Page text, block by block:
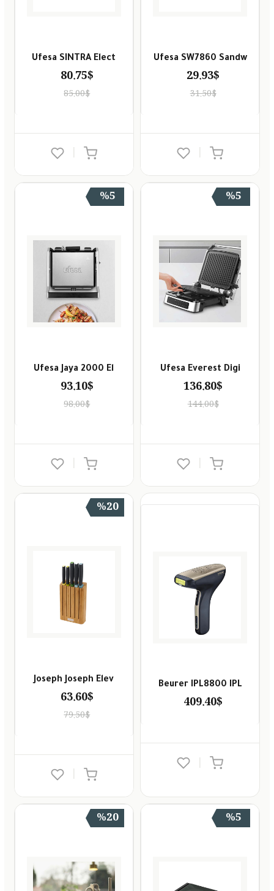
Ufesa SW7860 Sandw
29.93$
31.50$
Ufesa SINTRA Elect
80.75$
85.00$
%5
Ufesa Everest Digi
136.80$
144.00$
%5
Ufesa Jaya 2000 El
93.10$
98.00$
Beurer IPL8800 IPL
409.40$
|
%20
Joseph Joseph Elev
63.60$
79.50$
%5
%20